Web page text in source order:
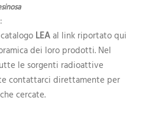
LEAal link riportato qui
dei loro prodotti. Nel
le sorgenti radioattive
contattarci direttamente per
cercate.